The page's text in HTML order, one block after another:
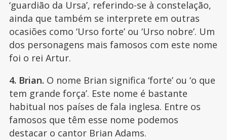
‘guardião da Ursa’, referindo-se à constelação,
ainda que também se interprete em outras
ocasiões como ‘Urso forte’ ou ‘Urso nobre’. Um
dos personagens mais famosos com este nome
foi o rei Artur.
4. Brian. O nome Brian significa ‘forte’ ou ‘o que
tem grande força’. Este nome é bastante
habitual nos países de fala inglesa. Entre os
famosos que têm esse nome podemos
destacar o cantor Brian Adams.